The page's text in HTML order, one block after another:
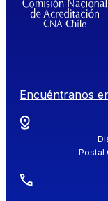
Encuéntranos
Postal